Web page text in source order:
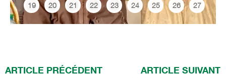
19 20 21 22 23 24 25 26 27
ARTICLE PRÉCÉDENT ARTICLE SUIVANT